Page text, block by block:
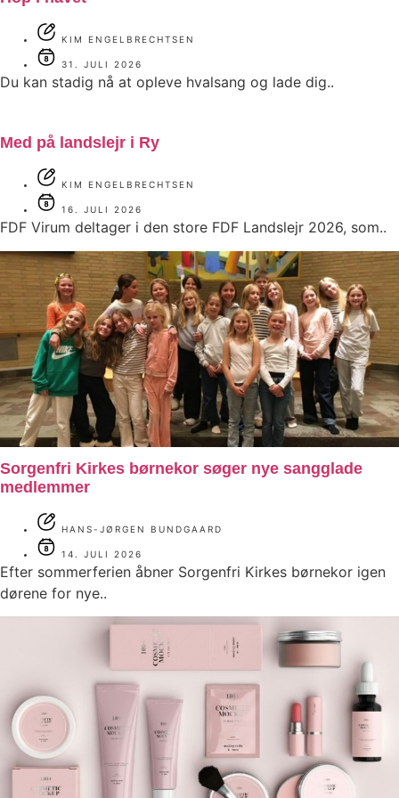
KIM ENGELBRECHTSEN
31. JULI 2026
Du kan stadig nå at opleve hvalsang og lade dig..
Med på landslejr i Ry
KIM ENGELBRECHTSEN
16. JULI 2026
FDF Virum deltager i den store FDF Landslejr 2026, som..
Sorgenfri Kirkes børnekor søger nye sangglade
medlemmer
HANS-JØRGEN BUNDGAARD
14. JULI 2026
Efter sommerferien åbner Sorgenfri Kirkes børnekor igen
dørene for nye..